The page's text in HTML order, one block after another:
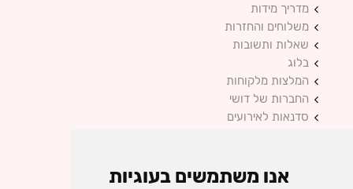
אנו משתמשים בעוגיות
מדריך מידות
משלוחים והחזרות
שאלות ותשובות
בלוג
המלצות מלקוחות
החברות של דושי
סדנאות לאירועים